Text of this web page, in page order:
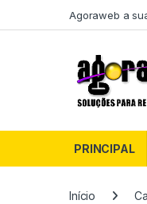
Agoraweb a
PRINCIPAL
Início